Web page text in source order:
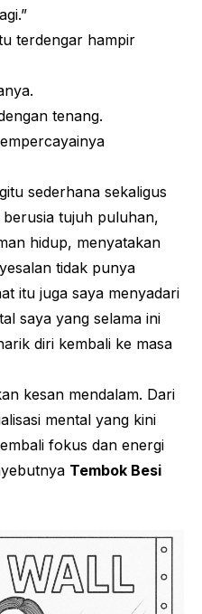
terdengar hampir
tenang.
sederhana sekaligus
tujuh puluhan,
hidup, menyatakan
tidak punya
itu juga saya menyadari
saya yang selama ini
diri kembali ke masa
kesan mendalam. Dari
mental yang kini
fokus dan energi
Tembok Besi